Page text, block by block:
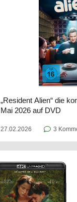
„Resident Alien“ die
Mai 2026 auf DVD
27.02.2026 3